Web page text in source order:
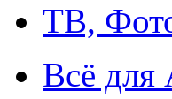
ТВ,
Всё для